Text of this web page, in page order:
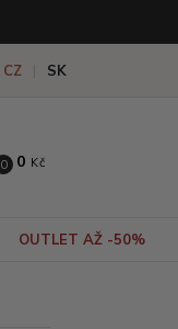
CZ SK
0 0 Kč
OUTLET AŽ -50%